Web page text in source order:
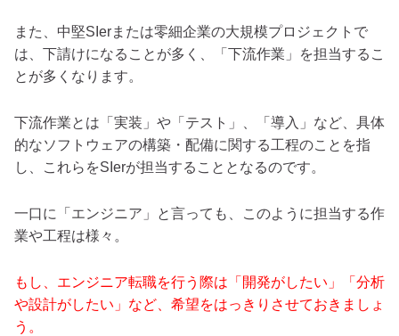
また、中堅SIerまたは零細企業の大規模プロジェクトで
は、下請けになることが多く、「下流作業」を担当するこ
とが多くなります。
下流作業とは「実装」や「テスト」、「導入」など、具体
的なソフトウェアの構築・配備に関する工程のことを指
し、これらをSIerが担当することとなるのです。
一口に「エンジニア」と言っても、このように担当する作
業や工程は様々。
もし、エンジニア転職を行う際は「開発がしたい」「分析
や設計がしたい」など、希望をはっきりさせておきましょ
う。